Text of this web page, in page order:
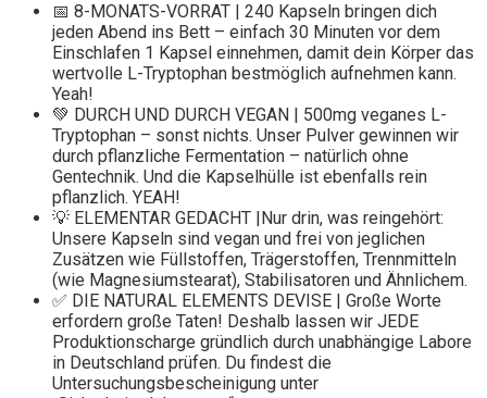
📅 8-MONATS-VORRAT | 240 Kapseln bringen dich
jeden Abend ins Bett – einfach 30 Minuten vor dem
Einschlafen 1 Kapsel einnehmen, damit dein Körper das
wertvolle L-Tryptophan bestmöglich aufnehmen kann.
Yeah!
💚 DURCH UND DURCH VEGAN | 500mg veganes L-
Tryptophan – sonst nichts. Unser Pulver gewinnen wir
durch pflanzliche Fermentation – natürlich ohne
Gentechnik. Und die Kapselhülle ist ebenfalls rein
pflanzlich. YEAH!
💡 ELEMENTAR GEDACHT |Nur drin, was reingehört:
Unsere Kapseln sind vegan und frei von jeglichen
Zusätzen wie Füllstoffen, Trägerstoffen, Trennmitteln
(wie Magnesiumstearat), Stabilisatoren und Ähnlichem.
✅ DIE NATURAL ELEMENTS DEVISE | Große Worte
erfordern große Taten! Deshalb lassen wir JEDE
Produktionscharge gründlich durch unabhängige Labore
in Deutschland prüfen. Du findest die
Untersuchungsbescheinigung unter